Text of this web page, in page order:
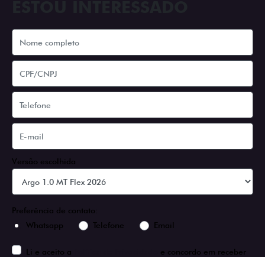
Versão escolhida
Preferência de contato:
Whatsapp
Telefone Email
Li e aceito a
e concordo em receber